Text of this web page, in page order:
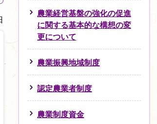
農業経営基盤の強化の促進
に関する基本的な構想の変
更について
農業振興地域制度
認定農業者制度
農業制度資金